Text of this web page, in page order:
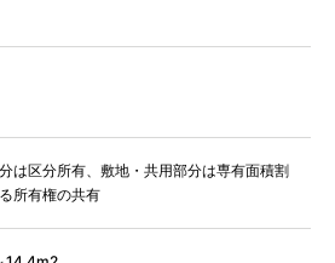
は区分所有、敷地・共用部分は専有面積割
所有権の共有